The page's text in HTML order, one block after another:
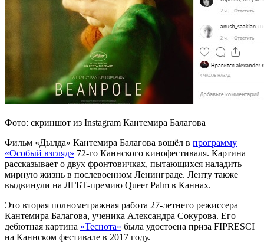
Фото: скриншот из Instagram Кантемира Балагова
Фильм «Дылда» Кантемира Балагова вошёл в программу
«Особый взгляд» 72-го Каннского кинофестиваля. Картина
рассказывает о двух фронтовичках, пытающихся наладить
мирную жизнь в послевоенном Ленинграде. Ленту также
выдвинули на ЛГБТ-премию Queer Palm в Каннах.
Это вторая полнометражная работа 27-летнего режиссера
Кантемира Балагова, ученика Александра Сокурова. Его
дебютная картина «Теснота» была удостоена приза FIPRESCI
на Каннском фестивале в 2017 году.